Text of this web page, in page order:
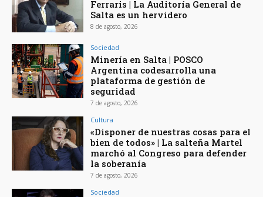
Ferraris | La Auditoría General de
Salta es un hervidero
8 de agosto, 2026
Sociedad
Minería en Salta | POSCO
Argentina codesarrolla una
plataforma de gestión de
seguridad
7 de agosto, 2026
Cultura
«Disponer de nuestras cosas para el
bien de todos» | La salteña Martel
marchó al Congreso para defender
la soberanía
7 de agosto, 2026
Sociedad